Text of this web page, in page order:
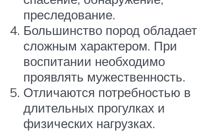
преследование.
Большинство пород обладает
сложным характером. При
воспитании необходимо
проявлять мужественность.
Отличаются потребностью в
длительных прогулках и
физических нагрузках.